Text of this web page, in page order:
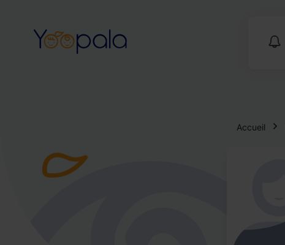
Accueil